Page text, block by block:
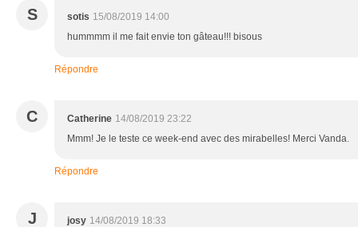
S sotis 15/08/2019 14:00
hummmm il me fait envie ton gâteau!!! bisous
Répondre
C Catherine 14/08/2019 23:22
Mmm! Je le teste ce week-end avec des mirabelles! Merci Vanda.
Répondre
J josy 14/08/2019 18:33